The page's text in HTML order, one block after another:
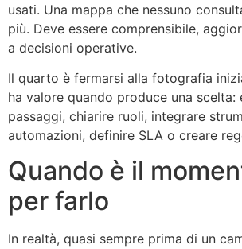
usati. Una mappa che nessuno
più. Deve essere comprensibile,
a decisioni operative.
Il quarto è fermarsi alla fotografia
ha valore quando produce una scelta:
passaggi, chiarire ruoli, integrare
automazioni, definire SLA o creare
Quando è il
per farlo
In realtà, quasi sempre prima di un